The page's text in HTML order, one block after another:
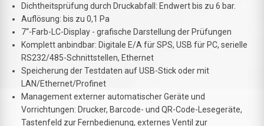
Dichtheitsprüfung durch Druckabfall: Endwert bis zu 6 bar.
Auflösung: bis zu 0,1 Pa
7“-Farb-LC-Display - grafische Darstellung der Prüfungen
Komplett anbindbar: Digitale E/A für SPS, USB für PC, serielle
RS232/485-Schnittstellen, Ethernet
Speicherung der Testdaten auf USB-Stick oder mit
LAN/Ethernet/Profinet
Management externer automatischer Geräte und
Vorrichtungen: Drucker, Barcode- und QR-Code-Lesegeräte,
Tastenfeld zur Fernbedienung, externes Ventil zur